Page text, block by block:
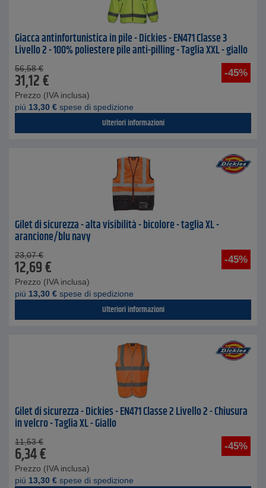
Giacca antinfortunistica in pile - Dickies - EN471 Classe 3
Livello 2 - 100% poliestere pile anti-pilling - Taglia XXL - giallo
-45%
56,58 €
31,12€
Prezzo (IVA inclusa)
piú 13,30 € spese di spedizione
Ulteriori informazioni
Gilet di sicurezza - alta visibilità - bicolore - taglia XL -
arancione/blu navy
-45%
23,07 €
12,69€
Prezzo (IVA inclusa)
piú 13,30 € spese di spedizione
Ulteriori informazioni
Gilet di sicurezza - Dickies - EN471 Classe 2 Livello 2 - Chiusura
in velcro - Taglia XL - Giallo
-45%
11,53 €
6,34€
Prezzo (IVA inclusa)
piú 13,30 € spese di spedizione